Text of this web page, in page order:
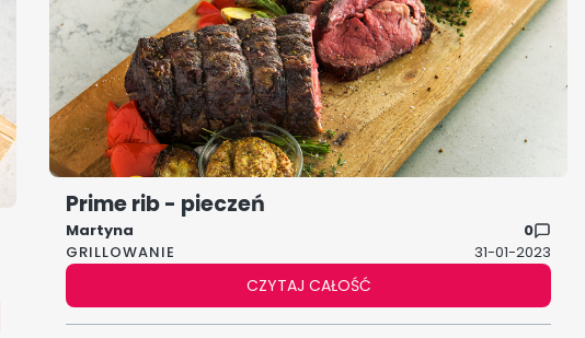
GRILLOWANIE 31-01-2023
Prime rib - pieczeń
CZYTAJ CAŁOŚĆ
Martyna 0